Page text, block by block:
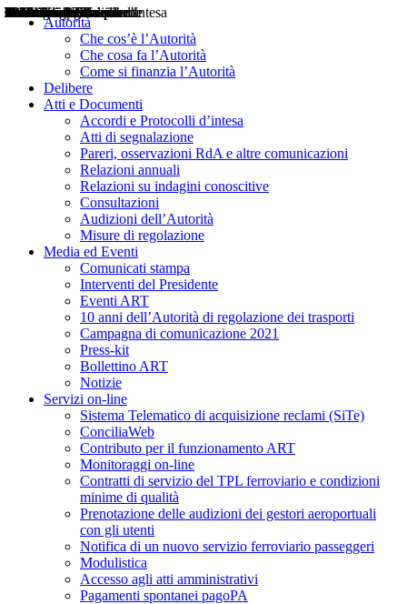
Autorità
Che cos’è l’Autorità
Che cosa fa l’Autorità
Come si finanzia l’Autorità
Delibere
Atti e Documenti
Accordi e Protocolli d’intesa
Atti di segnalazione
Pareri, osservazioni RdA e altre comunicazioni
Relazioni annuali
Relazioni su indagini conoscitive
Consultazioni
Audizioni dell’Autorità
Misure di regolazione
Media ed Eventi
Comunicati stampa
Interventi del Presidente
Eventi ART
10 anni dell’Autorità di regolazione dei trasporti
Campagna di comunicazione 2021
Press-kit
Bollettino ART
Notizie
Servizi on-line
Sistema Telematico di acquisizione reclami (SiTe)
ConciliaWeb
Contributo per il funzionamento ART
Monitoraggi on-line
Contratti di servizio del TPL ferroviario e condizioni
minime di qualità
Prenotazione delle audizioni dei gestori aeroportuali
con gli utenti
Notifica di un nuovo servizio ferroviario passeggeri
Modulistica
Accesso agli atti amministrativi
Pagamenti spontanei pagoPA
Delibere
Pareri
Consultazioni
Audizioni
Atti di Segnalazione
Accordi e Protocolli d'Intesa
Relazioni annuali
Misure di regolazione
Notizie
Comunicati Stampa
Bollettini ART
Convegni ART
Interviste del Presidente
Articoli in primo piano
Interventi del Presidente
2004
2005
2010
2013
2014
2015
2016
2017
2018
2019
202
2020
2021
2022
2023
2024
2025
2026
Aereo
Marittimo
Terrestre